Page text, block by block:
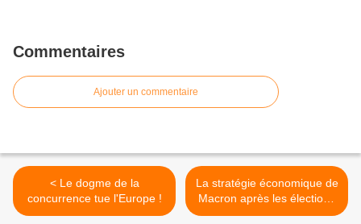
Commentaires
Ajouter un commentaire
< Le dogme de la
concurrence tue l'Europe !
La stratégie économique de
Macron après les élections
européennes... >